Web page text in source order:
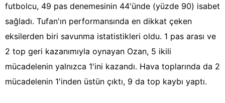
futbolcu, 49 pas denemesinin 44'ünde (yüzde 90) isabet
sağladı. Tufan'ın performansında en dikkat çeken
eksilerden biri savunma istatistikleri oldu. 1 pas arası ve
2 top geri kazanımıyla oynayan Ozan, 5 ikili
mücadelenin yalnızca 1'ini kazandı. Hava toplarında da 2
mücadelenin 1'inden üstün çıktı, 9 da top kaybı yaptı.